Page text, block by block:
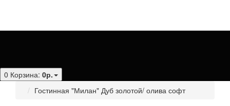
0 Корзина: 0р.
Гостинная "Милан" Дуб золотой/ олива софт